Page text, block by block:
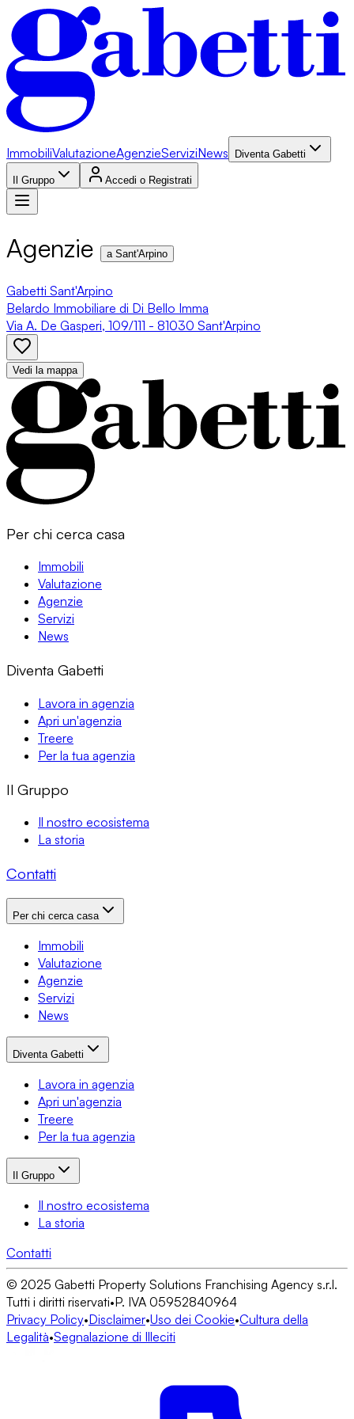
ImmobiliValutazioneAgenzieServiziNews Diventa Gabetti
Il Gruppo Accedi o Registrati
Agenzie a Sant'Arpino
Gabetti Sant'Arpino
Belardo Immobiliare di Di Bello Imma
Via A. De Gasperi, 109/111 - 81030 Sant'Arpino
Vedi la mappa
Per chi cerca casa
Immobili
Valutazione
Agenzie
Servizi
News
Diventa Gabetti
Lavora in agenzia
Apri un'agenzia
Treere
Per la tua agenzia
Il Gruppo
Il nostro ecosistema
La storia
Contatti
Per chi cerca casa
Immobili
Valutazione
Agenzie
Servizi
News
Diventa Gabetti
Lavora in agenzia
Apri un'agenzia
Treere
Per la tua agenzia
Il Gruppo
Il nostro ecosistema
La storia
Contatti
© 2025 Gabetti Property Solutions Franchising Agency s.r.l.
Tutti i diritti riservati•P. IVA 05952840964
Privacy Policy•Disclaimer•Uso dei Cookie•Cultura della
Legalità•Segnalazione di Illeciti